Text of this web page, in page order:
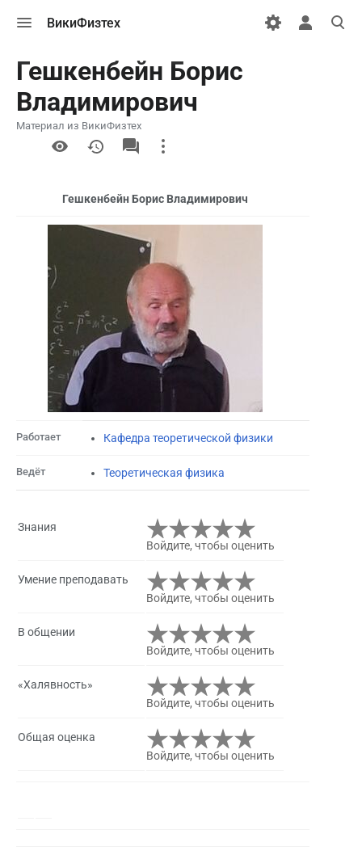
меню
ВикиФизтех
Открыть
поиск
Гешкенбейн Борис
Владимирович
Материал из ВикиФизтех
More
actions
Гешкенбейн Борис Владимирович
Работает Кафедра теоретической физики
Ведёт Теоретическая физика
Знания
Войдите, чтобы оценить
Умение преподавать
Войдите, чтобы оценить
В общении
Войдите, чтобы оценить
«Халявность»
Войдите, чтобы оценить
Общая оценка
Войдите, чтобы оценить